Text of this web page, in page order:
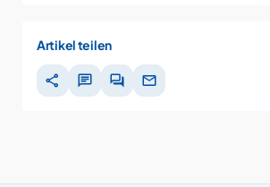
Artikel teilen
share chat forum mail